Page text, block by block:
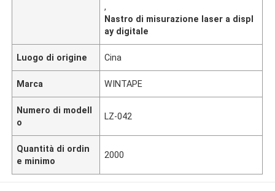
,
Nastro di misurazione laser a displ
ay digitale
Luogo di origine Cina
Marca WINTAPE
Numero di modell
o
LZ-042
Quantità di ordin
e minimo
2000